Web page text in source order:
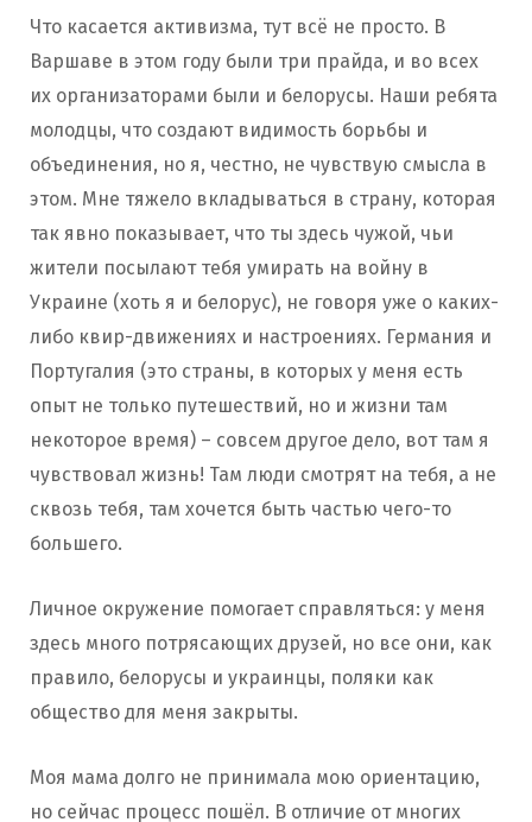
Что касается активизма, тут всё не просто. В
Варшаве в этом году были три прайда, и во всех
их организаторами были и белорусы. Наши ребята
молодцы, что создают видимость борьбы и
объединения, но я, честно, не чувствую смысла в
этом. Мне тяжело вкладываться в страну, которая
так явно показывает, что ты здесь чужой, чьи
жители посылают тебя умирать на войну в
Украине (хоть я и белорус), не говоря уже о каких-
либо квир-движениях и настроениях. Германия и
Португалия (это страны, в которых у меня есть
опыт не только путешествий, но и жизни там
некоторое время) – совсем другое дело, вот там я
чувствовал жизнь! Там люди смотрят на тебя, а не
сквозь тебя, там хочется быть частью чего-то
большего.
Личное окружение помогает справляться: у меня
здесь много потрясающих друзей, но все они, как
правило, белорусы и украинцы, поляки как
общество для меня закрыты.
Моя мама долго не принимала мою ориентацию,
но сейчас процесс пошёл. В отличие от многих